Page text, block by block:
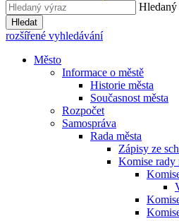
Hledat
rozšířené vyhledávání
Město
Informace o městě
Historie města
Současnost města
Rozpočet
Samospráva
Rada města
Zápisy ze
Komise rady